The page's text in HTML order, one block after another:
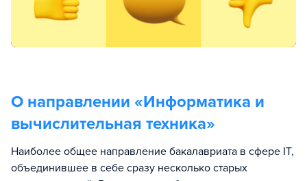
О направлении «Информатика и
вычислительная техника»
Наиболее общее направление бакалавриата в сфере IT,
объединившее в себе сразу несколько старых